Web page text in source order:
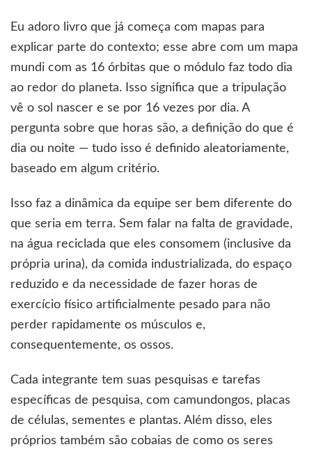
Eu adoro livro que já começa com mapas para
explicar parte do contexto; esse abre com um mapa
mundi com as 16 órbitas que o módulo faz todo dia
ao redor do planeta. Isso significa que a tripulação
vê o sol nascer e se por 16 vezes por dia. A
pergunta sobre que horas são, a definição do que é
dia ou noite — tudo isso é definido aleatoriamente,
baseado em algum critério.
Isso faz a dinâmica da equipe ser bem diferente do
que seria em terra. Sem falar na falta de gravidade,
na água reciclada que eles consomem (inclusive da
própria urina), da comida industrializada, do espaço
reduzido e da necessidade de fazer horas de
exercício físico artificialmente pesado para não
perder rapidamente os músculos e,
consequentemente, os ossos.
Cada integrante tem suas pesquisas e tarefas
específicas de pesquisa, com camundongos, placas
de células, sementes e plantas. Além disso, eles
próprios também são cobaias de como os seres